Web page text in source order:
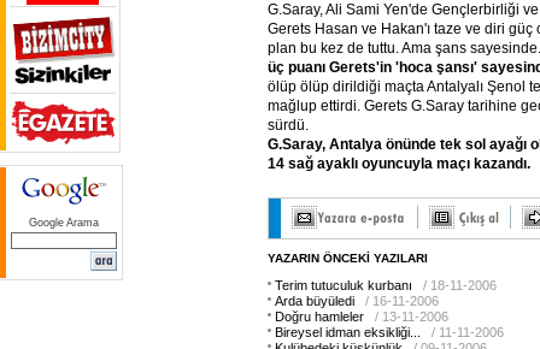
Google Arama
G.Saray, Ali Sami Yen'de Gençlerbirliği
Gerets Hasan ve Hakan'ı taze ve diri güç
plan bu kez de tuttu. Ama şans
üç puanı Gerets'in 'hoca şansı'
ölüp ölüp dirildiği maçta Antalyalı Şenol
mağlup ettirdi. Gerets G.Saray tarihine
sürdü.
G.Saray, Antalya önünde tek sol ayağı
14 sağ ayaklı oyuncuyla maçı kazandı.
YAZARIN ÖNCEKİ YAZILARI
Terim tutuculuk kurbanı
/ 18-11-2006
Arda büyüledi
/ 16-11-2006
Doğru hamleler
/ 13-11-2006
Bireysel idman eksikliği...
/ 11-11-2006